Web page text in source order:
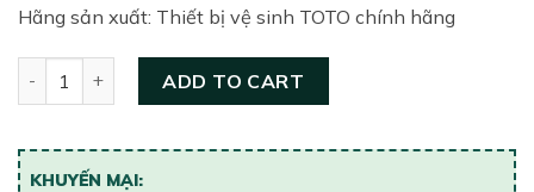
Hãng sản xuất: Thiết bị vệ sinh TOTO chính hãng
ADD TO CART
KHUYẾN MẠI: